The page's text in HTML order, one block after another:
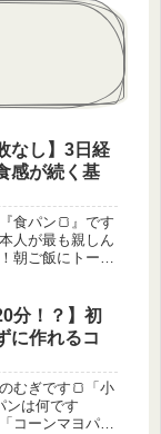
なし】3日経
感が続く基
食パン🍞』です
人が最も親しん
朝ご飯にトース
ま食べる人がい
、アレンジ方法
分！？】初
に作れるコ
むぎです🍞「小
ンは何です
コーンマヨパン